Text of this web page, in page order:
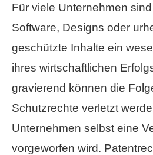
Für viele Unternehmen
Software, Designs oder
geschützte Inhalte ein
ihres wirtschaftlichen
gravierend können die
Schutzrechte verletzt
Unternehmen selbst eine
vorgeworfen wird.